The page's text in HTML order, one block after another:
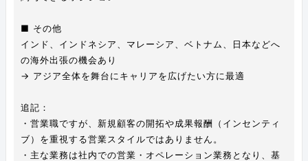
■ その他
インド、インドネシア、マレーシア、ベトナム、日本などへ
の海外出張の機会あり
→ アジア全体を舞台にキャリアを広げたい方に最適
追記：
・営業職ですが、新規顧客の開拓や成果報酬（インセンティ
ブ）を重視する営業スタイルではありません。
・主な業務は社内での営業・オペレーション業務となり、基